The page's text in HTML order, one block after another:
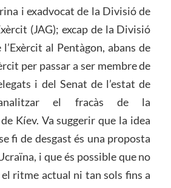
i exadvocat de la Divisió de
(JAG); excap de la Divisió
al Pentàgon, abans de
per passar a ser membre de
i del Senat de l’estat de
el fracàs de la
Kíev. Va suggerir que la idea
fi de desgast és una proposta
i que és possible que no
ritme actual ni tan sols fins a